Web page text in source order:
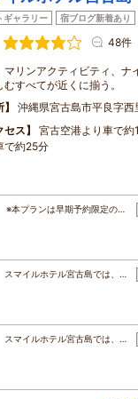
ギャラリー 宿ブログ新着あり
48件
マリンアクティビティ、ナ
むすべてが近くに揃う。
沖縄県宮古島市平良字西
セス
宮古空港より車で
で約25分
※本プランは早期予約限定の…
スマイルホテル宮古島では、…
スマイルホテル宮古島では、…